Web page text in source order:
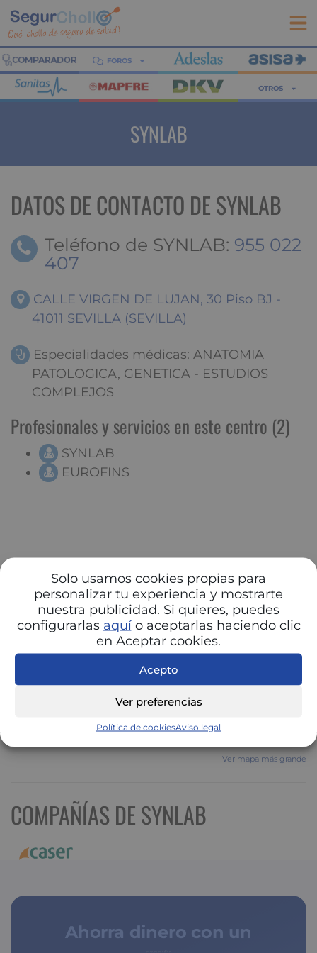
Solo usamos cookies propias para
personalizar tu experiencia y mostrarte
nuestra publicidad. Si quieres, puedes
configurarlas aquío aceptarlas haciendo clic
en Aceptar cookies.
Acepto
Ver preferencias
Política de cookiesAviso legal
FOROS
OTROS
SYNLAB
DATOS DE CONTACTO DE SYNLAB
Teléfono de SYNLAB: 955 022
407
CALLE VIRGEN DE LUJAN, 30 Piso BJ -
41011 SEVILLA (SEVILLA)
Especialidades médicas: ANATOMIA
PATOLOGICA, GENETICA - ESTUDIOS
COMPLEJOS
Profesionales y servicios en este centro (2)
SYNLAB
EUROFINS
Ver mapa más grande
COMPAÑÍAS DE SYNLAB
Ahorra dinero con un